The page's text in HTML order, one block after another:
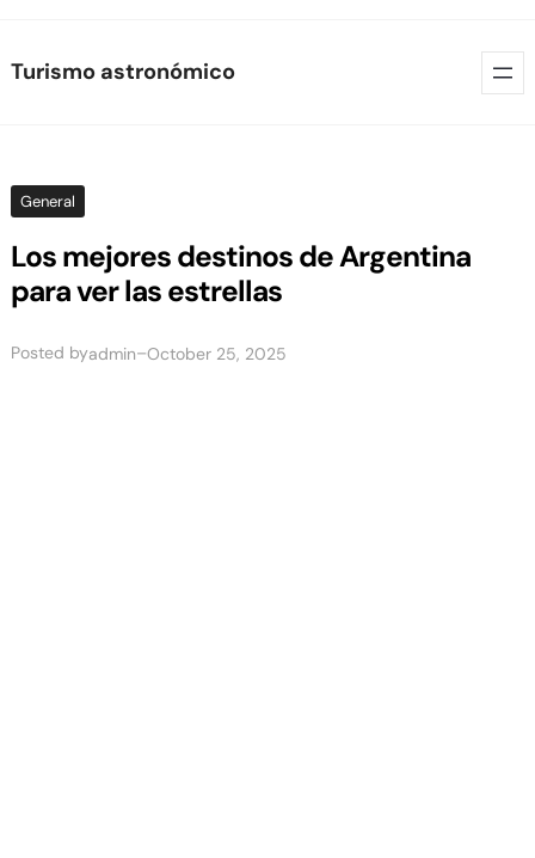
to
Turismo astronómico
General
Los mejores destinos de Argentina
para ver las estrellas
Posted byadmin–October 25, 2025